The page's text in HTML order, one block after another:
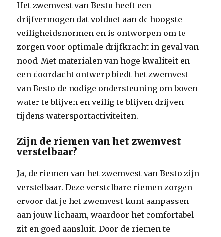
Het zwemvest van Besto heeft een
drijfvermogen dat voldoet aan de hoogste
veiligheidsnormen en is ontworpen om te
zorgen voor optimale drijfkracht in geval van
nood. Met materialen van hoge kwaliteit en
een doordacht ontwerp biedt het zwemvest
van Besto de nodige ondersteuning om boven
water te blijven en veilig te blijven drijven
tijdens watersportactiviteiten.
Zijn de riemen van het zwemvest
verstelbaar?
Ja, de riemen van het zwemvest van Besto zijn
verstelbaar. Deze verstelbare riemen zorgen
ervoor dat je het zwemvest kunt aanpassen
aan jouw lichaam, waardoor het comfortabel
zit en goed aansluit. Door de riemen te